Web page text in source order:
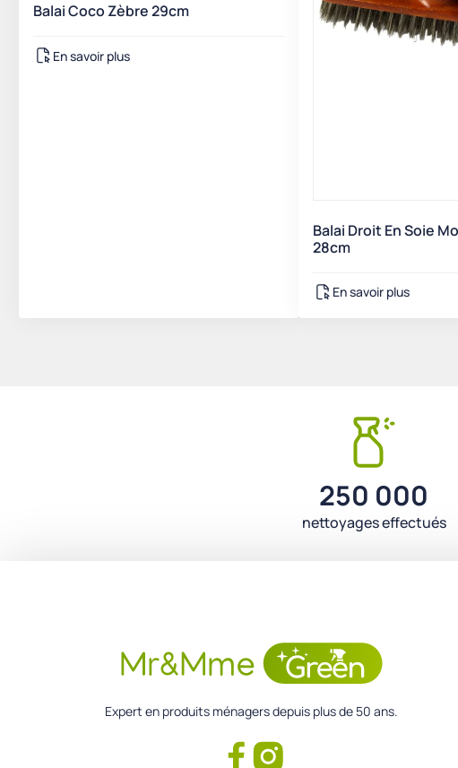
Balai Coco Zèbre 29cm
En savoir plus
Balai Droit En Soie
28cm
En savoir plus
250 000
nettoyages effectués
Expert en produits ménagers depuis plus de 50 ans.